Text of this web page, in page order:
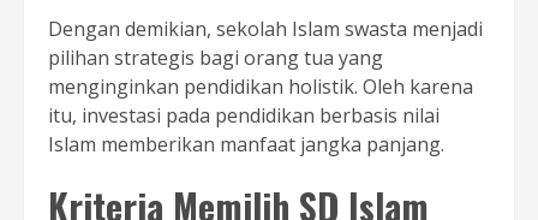
Dengan demikian, sekolah Islam swasta menjadi
pilihan strategis bagi orang tua yang
menginginkan pendidikan holistik. Oleh karena
itu, investasi pada pendidikan berbasis nilai
Islam memberikan manfaat jangka panjang.
Kriteria Memilih SD Islam